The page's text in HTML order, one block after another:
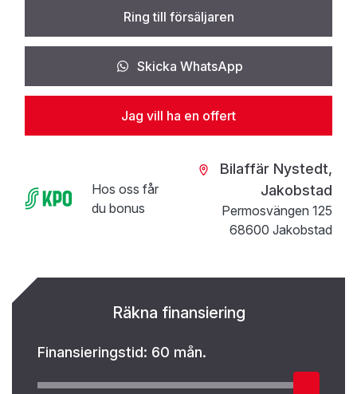
Ring till försäljaren
Skicka WhatsApp
Jag vill ha en offert
Hos oss får
du bonus
Bilaffär Nystedt,
Jakobstad
Permosvängen 125
68600 Jakobstad
Räkna finansiering
Finansieringstid: 60 mån.